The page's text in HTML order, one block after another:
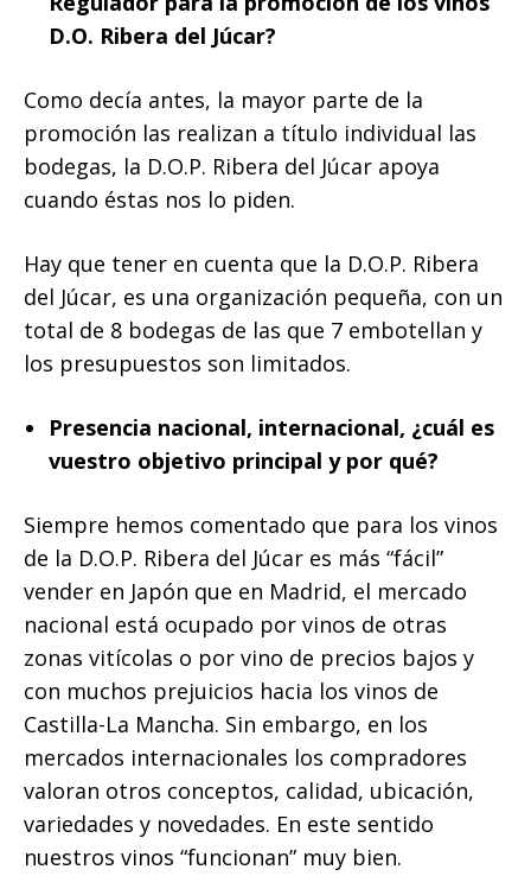
D.O. Ribera del Júcar?
Como decía antes, la mayor parte de la
promoción las realizan a título individual las
bodegas, la D.O.P. Ribera del Júcar apoya
cuando éstas nos lo piden.
Hay que tener en cuenta que la D.O.P. Ribera
del Júcar, es una organización pequeña, con un
total de 8 bodegas de las que 7 embotellan y
los presupuestos son limitados.
Presencia nacional, internacional, ¿cuál es
vuestro objetivo principal y por qué?
Siempre hemos comentado que para los vinos
de la D.O.P. Ribera del Júcar es más “fácil”
vender en Japón que en Madrid, el mercado
nacional está ocupado por vinos de otras
zonas vitícolas o por vino de precios bajos y
con muchos prejuicios hacia los vinos de
Castilla-La Mancha. Sin embargo, en los
mercados internacionales los compradores
valoran otros conceptos, calidad, ubicación,
variedades y novedades. En este sentido
nuestros vinos “funcionan” muy bien.